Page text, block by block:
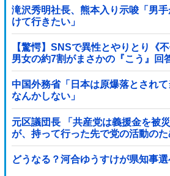
滝沢秀明社長、熊本入り示唆「男
けて行きたい」
【驚愕】SNSで異性とやりとり《
男女の約7割がまさかの『こう』回
w w w w
中国外務省「日本は原爆落とされ
なんかしない」
元区議団長 「共産党は義援金を被
が、持って行った先で党の活動の
党「事実ではありません」
どうなる？河合ゆうすけが県知事選